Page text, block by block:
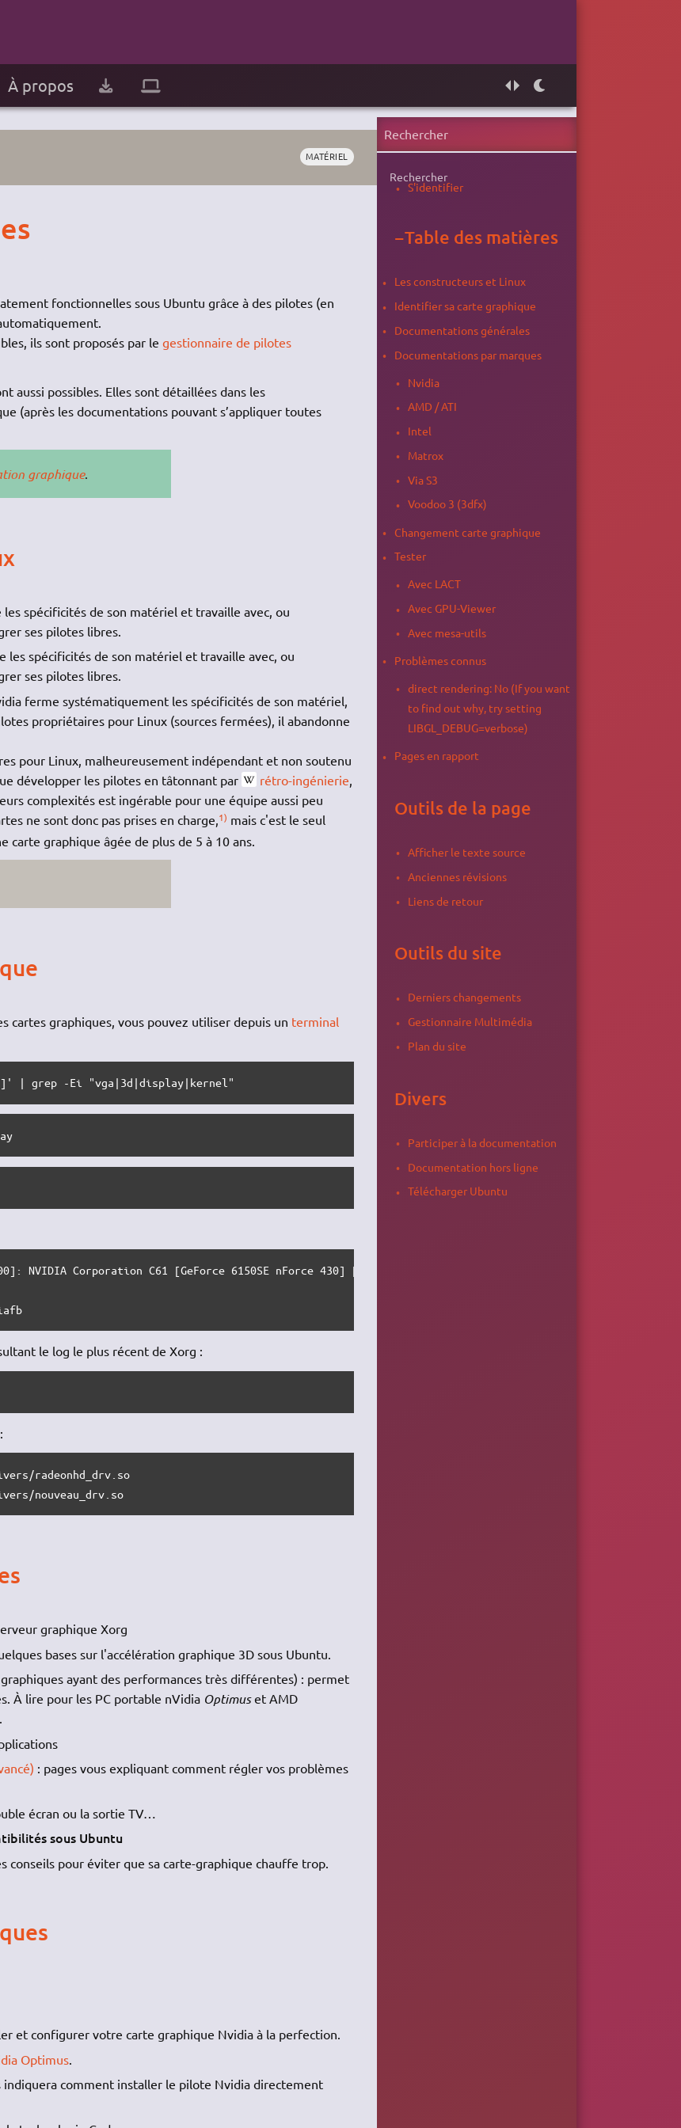
À propos
MATÉRIEL
fonctionnelles sous Ubuntu grâce à des pilotes (en
ils sont proposés par le gestionnaire de pilotes
aussi possibles. Elles sont détaillées dans les
(après les documentations pouvant s’appliquer toutes
graphique.
spécificités de son matériel et travaille avec, ou
ses pilotes libres.
les spécificités de son matériel et travaille avec, ou
ses pilotes libres.
ferme systématiquement les spécificités de son matériel,
propriétaires pour Linux (sources fermées), il abandonne
pour Linux, malheureusement indépendant et non soutenu
développer les pilotes en tâtonnant par
rétro-ingénierie
complexités est ingérable pour une équipe aussi peu
ne sont donc pas prises en charge, 1) mais c'est le seul
graphique âgée de plus de 5 à 10 ans.
cartes graphiques, vous pouvez utiliser depuis un terminal
| grep -Ei "vga|3d|display|kernel"
NVIDIA Corporation C61 [GeForce 6150SE nForce 430] [10de:03d0] (rev a2) (prog-if 00 [VGA controller])
le log le plus récent de Xorg :
radeonhd_drv.so
nouveau_drv.so
graphique Xorg
bases sur l'accélération graphique 3D sous Ubuntu.
ayant des performances très différentes) : permet
À lire pour les PC portable nVidia Optimuset AMD
: pages vous expliquant comment régler vos problèmes
écran ou la sortie TV…
sous Ubuntu
conseils pour éviter que sa carte-graphique chauffe trop.
et configurer votre carte graphique Nvidia à la perfection.
Optimus
indiquera comment installer le pilote Nvidia directement
Rechercher
S'identifier
−Table des matières
Les constructeurs et Linux
Identifier sa carte graphique
Documentations générales
Documentations par marques
Nvidia
AMD / ATI
Intel
Matrox
Via S3
Voodoo 3 (3dfx)
Changement carte graphique
Tester
Avec LACT
Avec GPU-Viewer
Avec mesa-utils
Problèmes connus
direct rendering: No (If you want
to find out why, try setting
LIBGL_DEBUG=verbose)
Pages en rapport
Outils de la page
Afficher le texte source
Anciennes révisions
Liens de retour
Outils du site
Derniers changements
Gestionnaire Multimédia
Plan du site
Divers
Participer à la documentation
Documentation hors ligne
Télécharger Ubuntu